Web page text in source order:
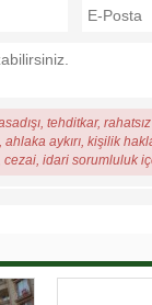
tehditkar,
aykırı, kişilik
idari sorumluluk